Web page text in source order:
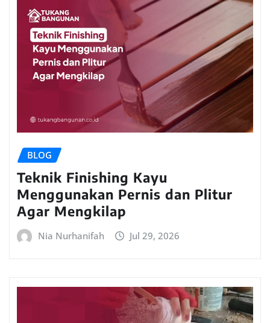
BLOG
Teknik Finishing Kayu
Menggunakan Pernis dan Plitur
Agar Mengkilap
Nia Nurhanifah Jul 29, 2026